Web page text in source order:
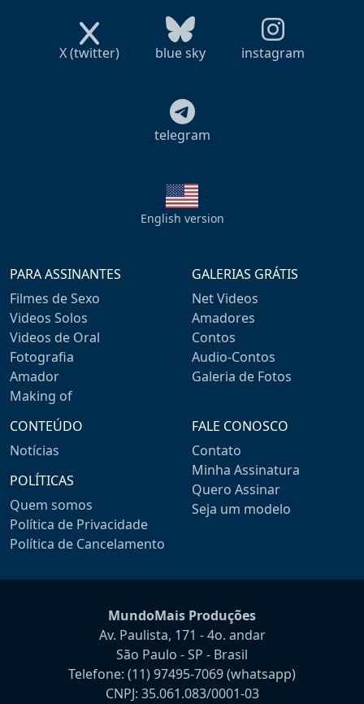
X (twitter) blue sky instagram
telegram
English version
PARA ASSINANTES
Filmes de Sexo
Videos Solos
Videos de Oral
Fotografia
Amador
Making of
GALERIAS GRÁTIS
Net Videos
Amadores
Contos
Audio-Contos
Galeria de Fotos
CONTEÚDO
Notícias
POLÍTICAS
Quem somos
Política de Privacidade
Política de Cancelamento
FALE CONOSCO
Contato
Minha Assinatura
Quero Assinar
Seja um modelo
MundoMais Produções
Av. Paulista, 171 - 4o. andar
São Paulo - SP - Brasil
Telefone: (11) 97495-7069(whatsapp)
CNPJ: 35.061.083/0001-03